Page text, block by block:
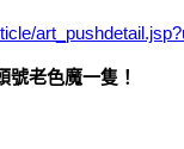
號老色魔一隻！